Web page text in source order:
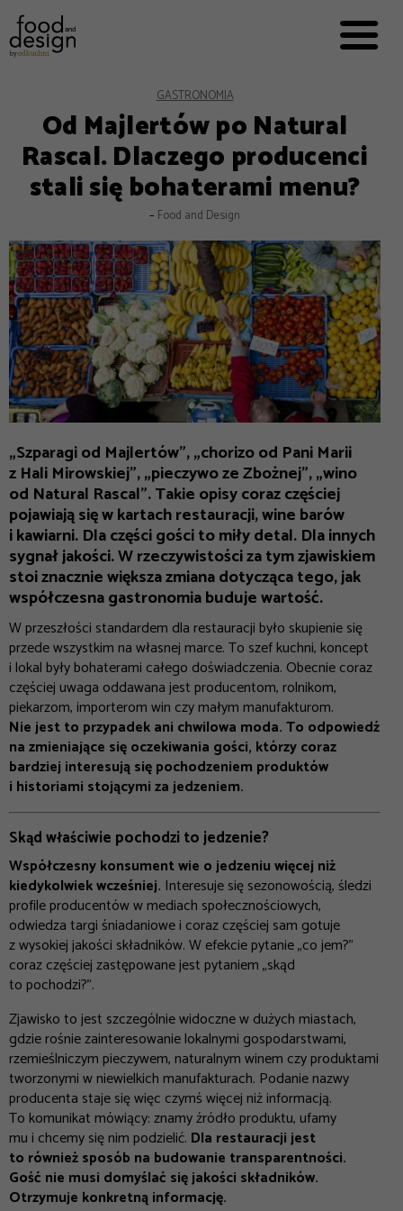


EKSPERCI
FOOD WORKING
E-BOOKI
O NAS
REKLAMA
GASTRONOMIA
Od Majlertów po Natural
Rascal. Dlaczego producenci
stali się bohaterami menu?
– Food and Design
„Szparagi od Majlertów”, „chorizo od Pani Marii
z Hali Mirowskiej”, „pieczywo ze Zbożnej”, „wino
od Natural Rascal”. Takie opisy coraz częściej
pojawiają się w kartach restauracji, wine barów
i kawiarni. Dla części gości to miły detal. Dla innych
sygnał jakości. W rzeczywistości za tym zjawiskiem
stoi znacznie większa zmiana dotycząca tego, jak
współczesna gastronomia buduje wartość.
W przeszłości standardem dla restauracji było skupienie się
przede wszystkim na własnej marce. To szef kuchni, koncept
i lokal były bohaterami całego doświadczenia. Obecnie coraz
częściej uwaga oddawana jest producentom, rolnikom,
piekarzom, importerom win czy małym manufakturom.
Nie jest to przypadek ani chwilowa moda. To odpowiedź
na zmieniające się oczekiwania gości, którzy coraz
bardziej interesują się pochodzeniem produktów
i historiami stojącymi za jedzeniem.
Skąd właściwie pochodzi to jedzenie?
Współczesny konsument wie o jedzeniu więcej niż
kiedykolwiek wcześniej. Interesuje się sezonowością, śledzi
profile producentów w mediach społecznościowych,
odwiedza targi śniadaniowe i coraz częściej sam gotuje
z wysokiej jakości składników. W efekcie pytanie „co jem?”
coraz częściej zastępowane jest pytaniem „skąd
to pochodzi?”.
Zjawisko to jest szczególnie widoczne w dużych miastach,
gdzie rośnie zainteresowanie lokalnymi gospodarstwami,
rzemieślniczym pieczywem, naturalnym winem czy produktami
tworzonymi w niewielkich manufakturach. Podanie nazwy
producenta staje się więc czymś więcej niż informacją.
To komunikat mówiący: znamy źródło produktu, ufamy
mu i chcemy się nim podzielić. Dla restauracji jest
to również sposób na budowanie transparentności.
Gość nie musi domyślać się jakości składników.
Otrzymuje konkretną informację.